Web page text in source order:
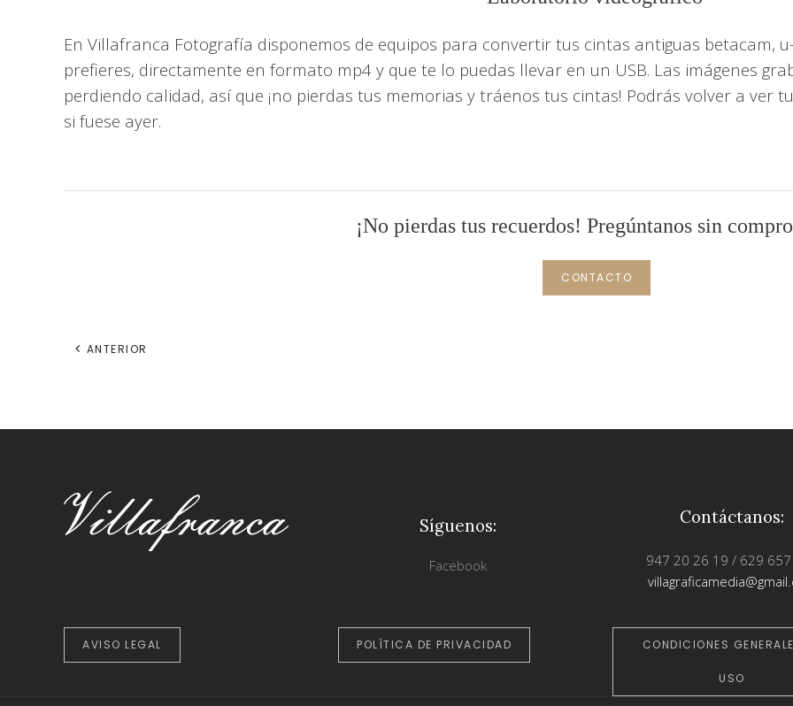
En Villafranca Fotografía disponemos de equipos para convertir tus cintas antiguas betacam,
prefieres, directamente en formato mp4 y que te lo puedas llevar en un USB. Las imágenes
perdiendo calidad, así que ¡no pierdas tus memorias y tráenos tus cintas! Podrás volver a ver
si fuese ayer.
¡No pierdas tus recuerdos! Pregúntanos sin
CONTACTO
ANTERIOR
Síguenos:
Facebook
Contáctanos:
947 20 26 19 / 629
AVISO LEGAL POLÍTICA DE PRIVACIDAD CONDICIONES
USO